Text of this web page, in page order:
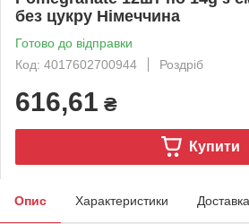
без цукру Німеччина
Готово до відправки
Код: 4017602700944
Роздріб
616,61 ₴
Купити
Опис Характеристики Доставка